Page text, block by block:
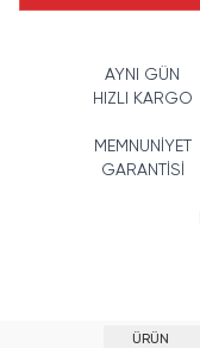
AYNI GÜN
HIZLI KARGO
MEMNUNİYET
GARANTİSİ
ÜRÜN